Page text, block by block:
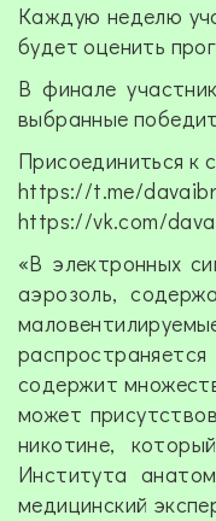
Каждую неделю
будет оценить
В финале
выбранные
Присоединиться к
https://t.me/
https://vk.com/
«В электронных
аэрозоль,
содержит
может
никотине,
Института
медицинский